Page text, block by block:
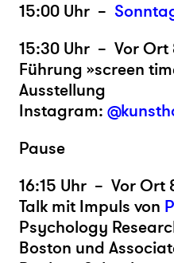
15:00 Uhr –
15:30 Uhr – Vor Ort
Führung »screen
Ausstellung
Instagram:
Pause
16:15 Uhr – Vor Ort
Talk mit Impuls von
Psychology
Boston und